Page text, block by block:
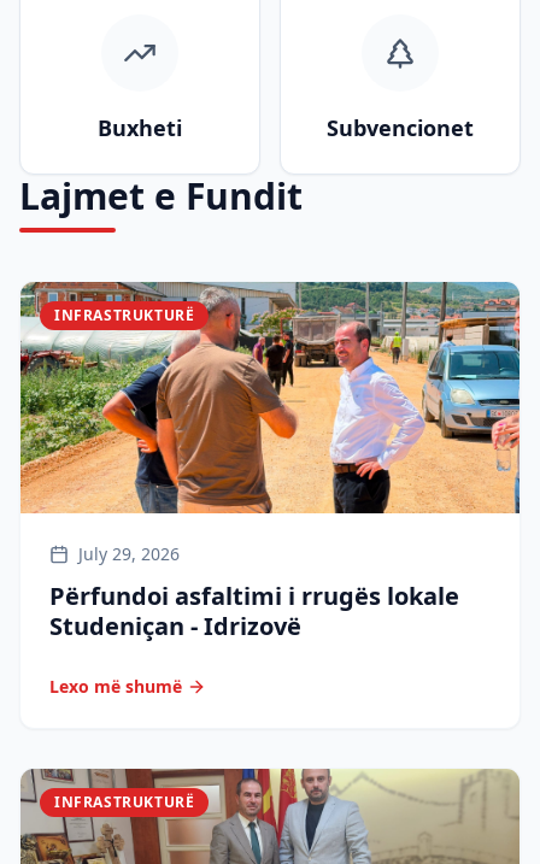
Buxheti Subvencionet
Lajmet e Fundit
INFRASTRUKTURË
July 29, 2026
Përfundoi asfaltimi i rrugës lokale
Studeniçan - Idrizovë
Lexo më shumë
INFRASTRUKTURË